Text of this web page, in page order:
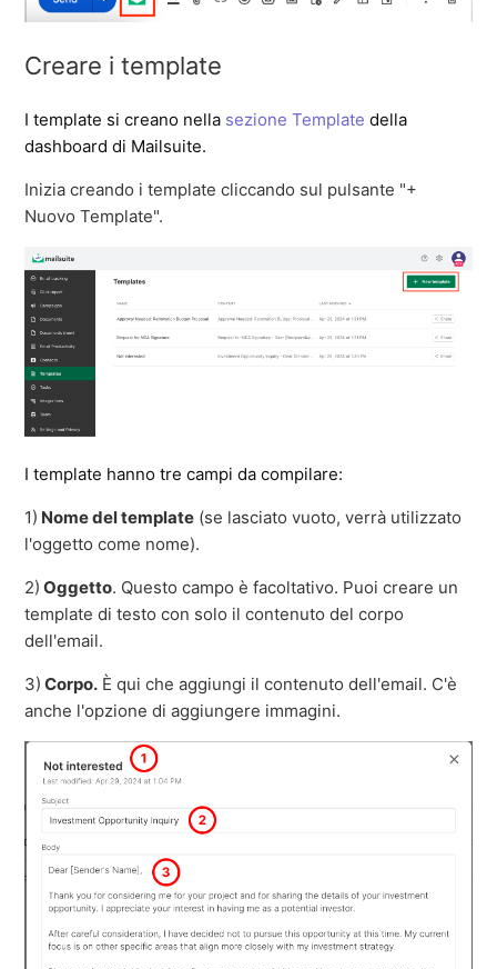
Creare i template
I template si creano nella sezione Template della
dashboard di Mailsuite.
Inizia creando i template cliccando sul pulsante "+
Nuovo Template".
I template hanno tre campi da compilare:
1) Nome del template (se lasciato vuoto, verrà utilizzato
l'oggetto come nome).
2) Oggetto. Questo campo è facoltativo. Puoi creare un
template di testo con solo il contenuto del corpo
dell'email.
3) Corpo. È qui che aggiungi il contenuto dell'email. C'è
anche l'opzione di aggiungere immagini.